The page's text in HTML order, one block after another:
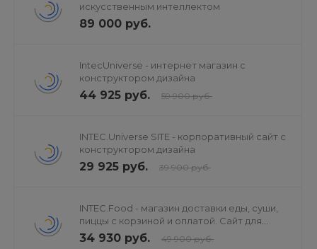
производство и монтаж металлоконструкций
IT-услуги и автоматизация бизнеса
грузоперевозки
бизнес-образование и курсы
торговые компании
рекламные агентства
турагентства
рестораны, кафе, суши-бары, пиццерии и службы
доставки продуктов питания
искусственным интеллектом
89 000 руб.
IntecUniverse - интернет магазин с
конструктором дизайна
44 925 руб. 59 900 руб.
INTEC.Universe SITE - корпоративный сайт с
конструктором дизайна
29 925 руб. 39 900 руб.
INTEC.Food - магазин доставки еды, суши,
пиццы с корзиной и оплатой. Сайт для
ресторанов и кафе
34 930 руб. 49 900 руб.